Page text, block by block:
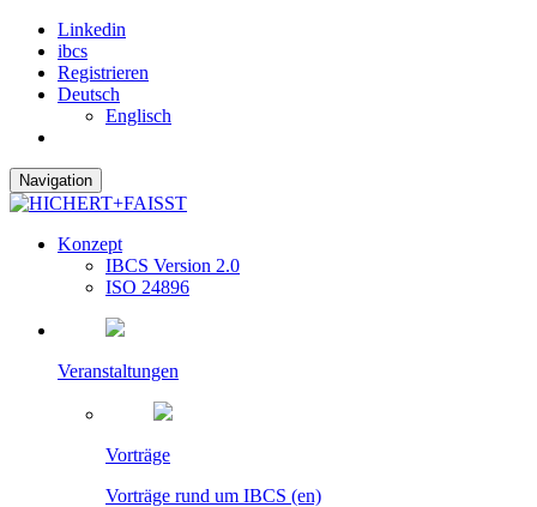
Linkedin
ibcs
Registrieren
Deutsch
Englisch
Navigation
Konzept
IBCS Version 2.0
ISO 24896
Veranstaltungen
Vorträge
Vorträge rund um IBCS (en)